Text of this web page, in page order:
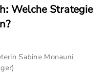
Welche Strategie
Sabine Monauni